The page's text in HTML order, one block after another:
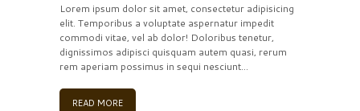
Lorem ipsum dolor sit amet, consectetur adipisicing
elit. Temporibus a voluptate aspernatur impedit
commodi vitae, vel ab dolor! Doloribus tenetur,
dignissimos adipisci quisquam autem quasi, rerum
rem aperiam possimus in sequi nesciunt...
READ MORE